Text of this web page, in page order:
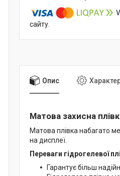
сайту.
Опис
Матова захисна
Матова плівка набагато
на дисплеї.
Переваги гідрогелевої
Гарантує більш